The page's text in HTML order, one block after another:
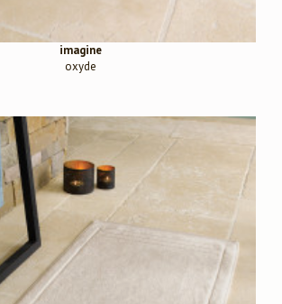
imagine
oxyde